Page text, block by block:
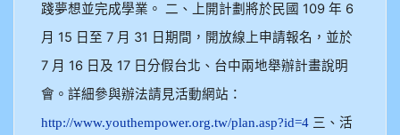
踐夢想並完成學業。 二、上開計劃將於民國 109 年 6
月 15 日至 7 月 31 日期間，開放線上申請報名，並於
7 月 16 日及 17 日分假台北、台中兩地舉辦計畫說明
會。詳細參與辦法請見活動網站：
http://www.youthempower.org.tw/plan.asp?id=4 三、活